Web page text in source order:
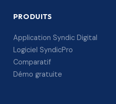
PRODUITS
Application Syndic Digital
Logiciel SyndicPro
Comparatif
Démo gratuite